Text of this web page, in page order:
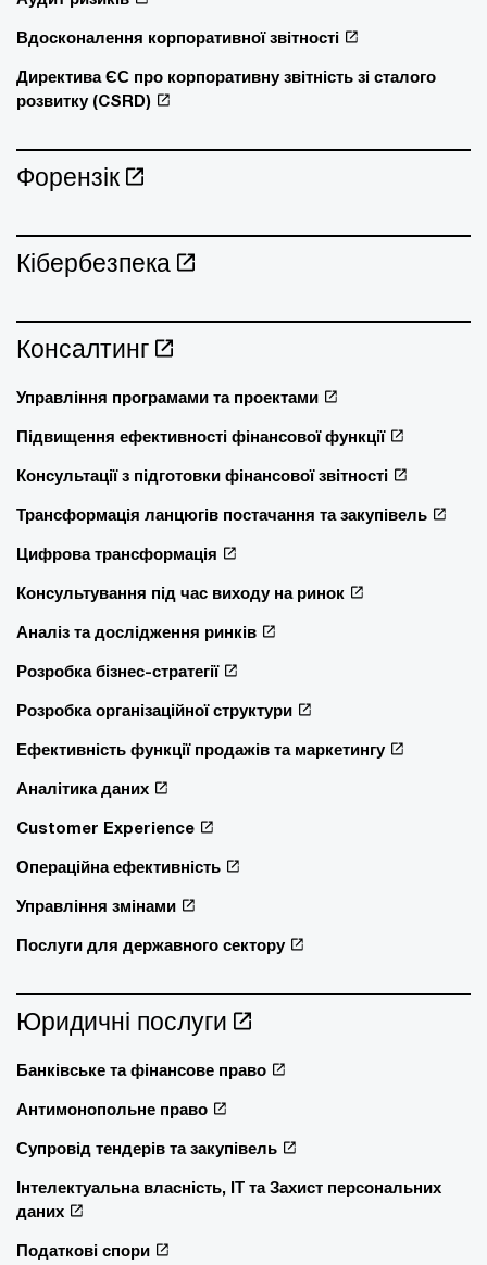
Вдосконалення корпоративної звітності
Директива ЄС про корпоративну звітність зі сталого
розвитку (CSRD)
Форензік
Кібербезпека
Консалтинг
Управління програмами та проектами
Підвищення ефективності фінансової функції
Консультації з підготовки фінансової звітності
Трансформація ланцюгів постачання та закупівель
Цифрова трансформація
Консультування під час виходу на ринок
Аналіз та дослідження ринків
Розробка бізнес-стратегії
Розробка організаційної структури
Ефективність функції продажів та маркетингу
Аналітика даних
Customer Experience
Операційна ефективність
Управління змінами
Послуги для державного сектору
Юридичні послуги
Банківське та фінансове право
Антимонопольне право
Супровід тендерів та закупівель
Інтелектуальна власність, ІТ та Захист персональних
даних
Податкові спори